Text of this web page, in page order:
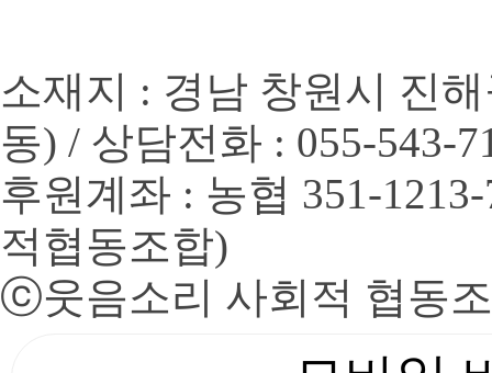
소재지 : 경남 창원시 진
동) / 상담전화 : 055-543-
후원계좌 : 농협 351-
적협동조합)
ⓒ웃음소리 사회적 협동